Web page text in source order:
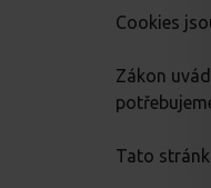
Cookies
Zákon
Tato